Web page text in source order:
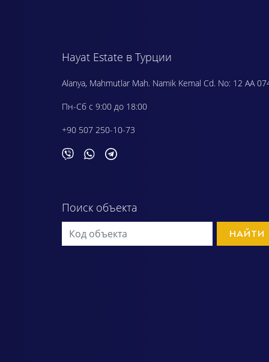
Hayat Estate в Турции
Alanya, Mahmutlar Mah. Namik Kemal Cd. No: 12 AA
Пн-Сб с 9:00 до 18:00
+90 507 250-10-73
Поиск объекта
НАЙТИ